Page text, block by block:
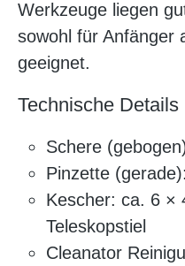
Werkzeuge liegen
sowohl für Anfänger
geeignet.
Technische Details
Schere
Pinzette
Kescher: ca. 6 ×
Teleskopstiel
Cleanator